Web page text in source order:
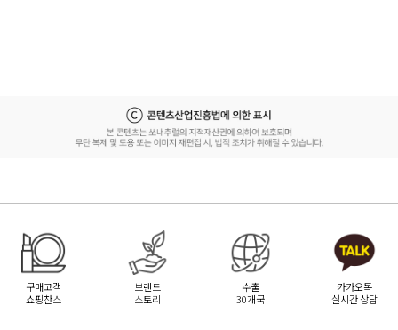
구매고객
쇼핑찬스
브랜드
스토리
수출
30개국
카카오톡
실시간 상담